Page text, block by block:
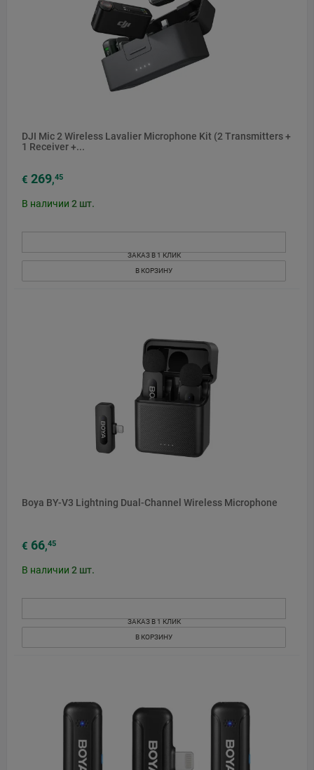
DJI Mic 2 Wireless Lavalier Microphone Kit (2 Transmitters +
1 Receiver +...
€ 269,45
В наличии 2 шт.
ЗАКАЗ В 1 КЛИК
В КОРЗИНУ
Boya BY-V3 Lightning Dual-Channel Wireless Microphone
€ 66,45
В наличии 2 шт.
ЗАКАЗ В 1 КЛИК
В КОРЗИНУ